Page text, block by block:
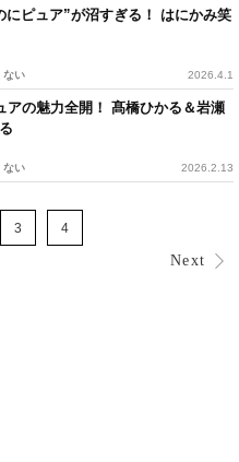
にピュア”が沼すぎる！ はにかみ笑
ない 2026.4.1
アの魅力全開！ 髙橋ひかる＆岩瀬
ない 2026.2.13
3 4
Next